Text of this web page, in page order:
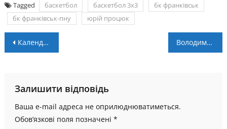
Tagged баскетбол баскетбол 3х3
бк франківськ
бк франківськ-пну
юрій процюк
Навігація
Календар “Урагану” в Екстра-лізі Володимир Боришкевич гратиме у складі новачка чемпіонату області
Залишити відповідь
Ваша e-mail адреса не оприлюднюватиметься.
Обов’язкові поля позначені *